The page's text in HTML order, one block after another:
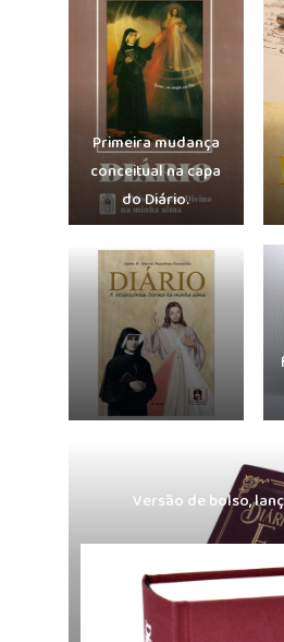
Primeira mudança
conceitual na capa
do Diário.
Versão de bolso,